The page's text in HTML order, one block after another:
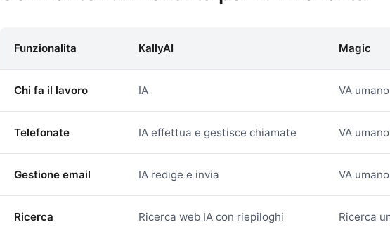
Funzionalita KallyAI Magic
Chi fa il lavoro IA VA
Telefonate IA effettua e gestisce chiamate VA
Gestione email IA redige e invia VA
Ricerca Ricerca web IA con riepiloghi Ricerca